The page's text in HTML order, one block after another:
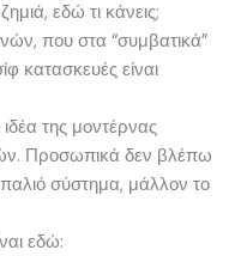
εδώ τι κάνεις;
που στα “συμβατικά”
κατασκευές είναι
της μοντέρνας
Προσωπικά δεν βλέπω
σύστημα, μάλλον το
εδώ: